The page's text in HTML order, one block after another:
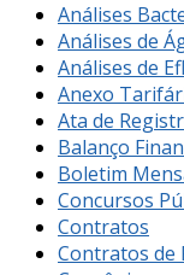
Análises
Análises de
Análises de
Anexo
Ata de
Balanço
Boletim
Concursos
Contratos
Contratos de